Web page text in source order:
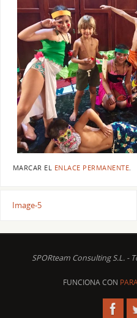
MARCAR EL ENLACE PERMANENTE
Image-5
SPORteam Consulting S.L. -
FUNCIONA CON